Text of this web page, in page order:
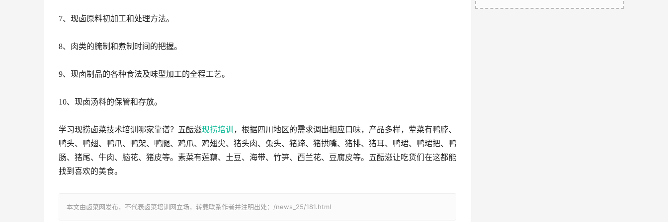
7、现卤原料初加工和处理方法。
8、肉类的腌制和煮制时间的把握。
9、现卤制品的各种食法及味型加工的全程工艺。
10、现卤汤料的保管和存放。
学习现捞卤菜技术培训哪家靠谱？五酝滋现捞培训 ，根据四川地区的需求调出相应口味，产品多样，荤菜有鸭脖、
鸭头、鸭翅、鸭爪、鸭架、鸭腿、鸡爪、鸡翅尖、猪头肉、兔头、猪蹄、猪拱嘴、猪排、猪耳、鸭珺、鸭珺把、鸭
肠、猪尾、牛肉、脑花、猪皮等。素菜有莲藕、土豆、海带、竹笋、西兰花、豆腐皮等。五酝滋让吃货们在这都能
找到喜欢的美食。
本文由卤菜网发布，不代表卤菜培训网立场，转载联系作者并注明出处：/news_25/181.html